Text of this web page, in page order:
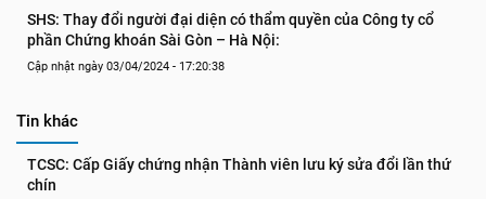
SHS: Thay đổi người đại diện có thẩm quyền của Công ty cổ
phần Chứng khoán Sài Gòn – Hà Nội:
Cập nhật ngày 03/04/2024 - 17:20:38
Tin khác
TCSC: Cấp Giấy chứng nhận Thành viên lưu ký sửa đổi lần thứ
chín